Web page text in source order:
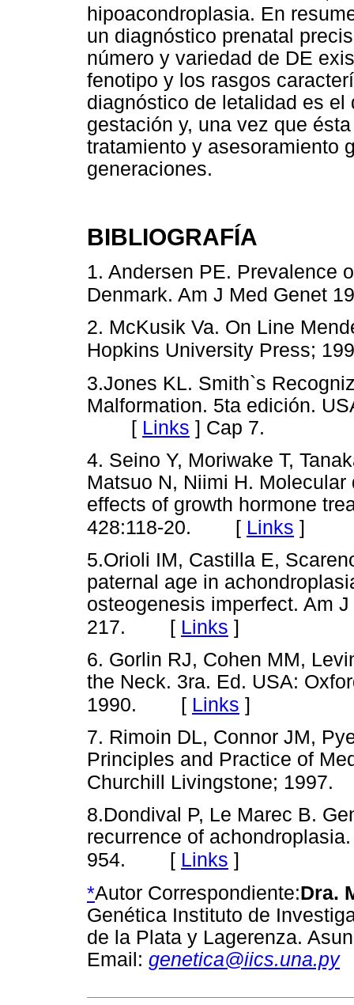
hipoacondroplasia. En
un diagnóstico prenatal
número y variedad de DE
fenotipo y los rasgos
diagnóstico de letalidad es
gestación y, una vez que
tratamiento y asesoramiento
generaciones.
BIBLIOGRAFÍA
1. Andersen PE. Prevalence
Denmark. Am J Med Genet
2. McKusik Va. On Line
Hopkins University Press;
3.Jones KL. Smith`s
Malformation. 5ta edición.
[ Links ] Cap 7.
4. Seino Y, Moriwake T,
Matsuo N, Niimi H.
effects of growth hormone
428:118-20. [ Links ]
5.Orioli IM, Castilla E,
paternal age in
osteogenesis imperfect. Am
217. [ Links ]
6. Gorlin RJ, Cohen MM,
the Neck. 3ra. Ed. USA:
1990. [ Links ]
7. Rimoin DL, Connor JM,
Principles and Practice of
Churchill Livingstone; 1997.
8.Dondival P, Le Marec B.
recurrence of
954. [ Links ]
*Autor Correspondiente:Dra.
Genética Instituto de
de la Plata y Lagerenza.
Email: genetica@iics.una.py